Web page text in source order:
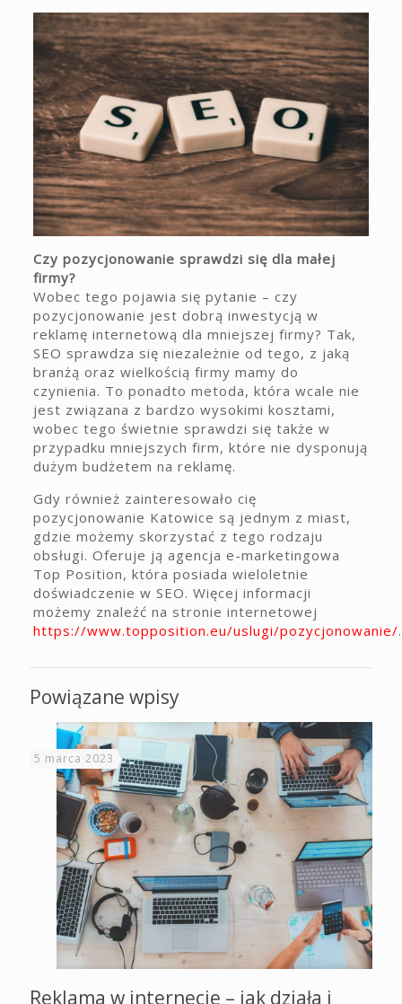
Czy pozycjonowanie sprawdzi się dla małej
firmy?
Wobec tego pojawia się pytanie – czy
pozycjonowanie jest dobrą inwestycją w
reklamę internetową dla mniejszej firmy? Tak,
SEO sprawdza się niezależnie od tego, z jaką
branżą oraz wielkością firmy mamy do
czynienia. To ponadto metoda, która wcale nie
jest związana z bardzo wysokimi kosztami,
wobec tego świetnie sprawdzi się także w
przypadku mniejszych firm, które nie dysponują
dużym budżetem na reklamę.
Gdy również zainteresowało cię
pozycjonowanie Katowice są jednym z miast,
gdzie możemy skorzystać z tego rodzaju
obsługi. Oferuje ją agencja e-marketingowa
Top Position, która posiada wieloletnie
doświadczenie w SEO. Więcej informacji
możemy znaleźć na stronie internetowej
https://www.topposition.eu/uslugi/pozycjonowanie/.
Powiązane wpisy
5 marca 2023
Reklama w internecie – jak działa i